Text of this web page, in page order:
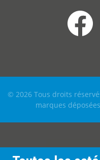
© 2026 Tous droits
marques